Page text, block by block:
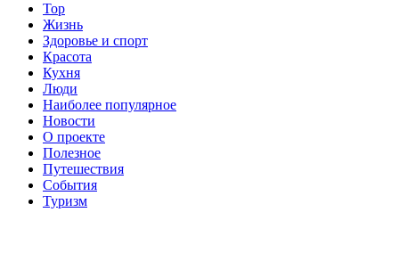
Top
Жизнь
Здоровье и спорт
Красота
Кухня
Люди
Наиболее популярное
Новости
О проекте
Полезное
Путешествия
События
Туризм